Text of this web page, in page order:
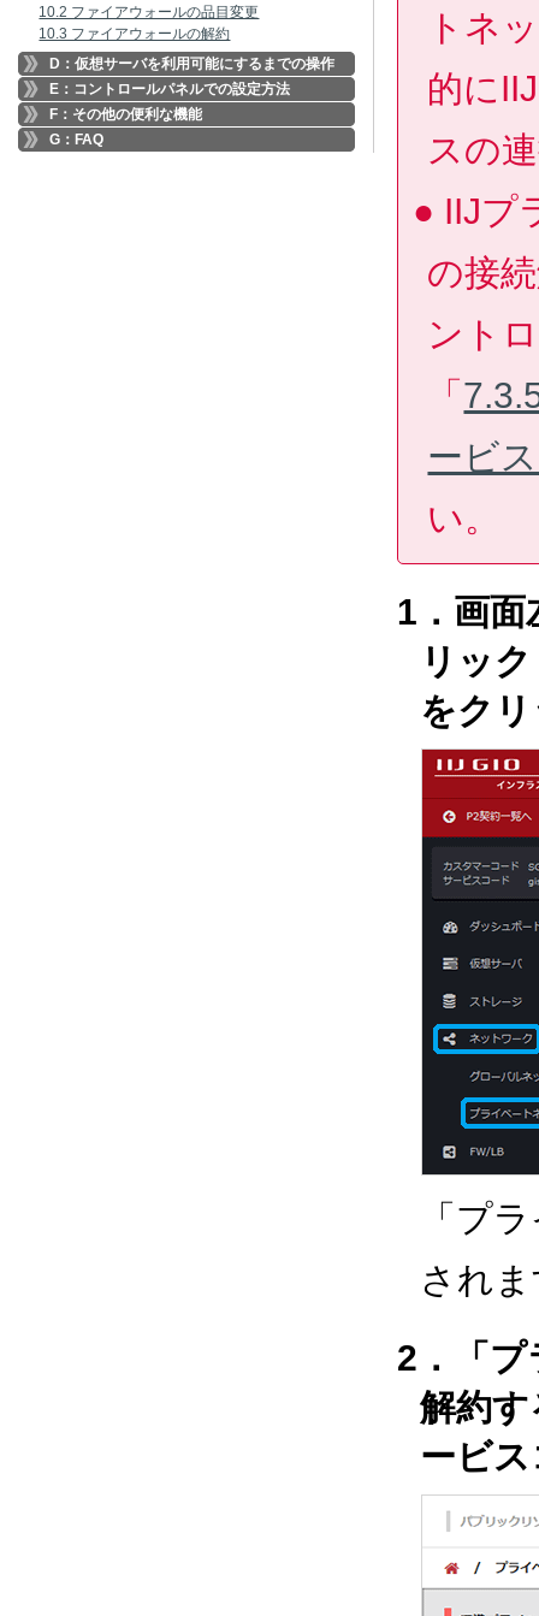
10.2 ファイアウォールの品目変更
10.3 ファイアウォールの解約
D：仮想サーバを利用可能にするまでの操作
E：コントロールパネルでの設定方法
F：その他の便利な機能
G：FAQ
トネ
的に
スの
IIJプ
の接
ント
「
ービ
い。
1．画
リッ
をク
「プ
され
2．「
解約
ービ